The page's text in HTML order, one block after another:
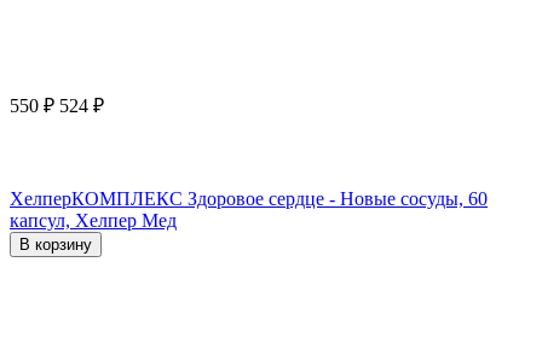
550 ₽ 524 ₽
ХелперКОМПЛЕКС Здоровое сердце - Новые сосуды, 60
капсул, Хелпер Мед
В корзину